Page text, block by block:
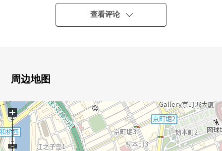
・大阪Metro中央线"阿波座"车站步行1分钟
◆推荐焦点
・风景、采光、通风关于8楼部分良好
■ 在找想要的家方面给予帮助的━━━━━・・・
房源的详细、需讨论是如有意向，请跟我们联系
查看评论
周边地图
+